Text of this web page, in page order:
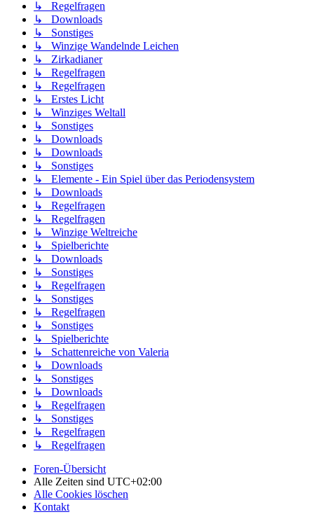
↳ Regelfragen
↳ Downloads
↳ Sonstiges
↳ Winzige Wandelnde Leichen
↳ Zirkadianer
↳ Regelfragen
↳ Regelfragen
↳ Erstes Licht
↳ Winziges Weltall
↳ Sonstiges
↳ Downloads
↳ Downloads
↳ Sonstiges
↳ Elemente - Ein Spiel über das Periodensystem
↳ Downloads
↳ Regelfragen
↳ Regelfragen
↳ Winzige Weltreiche
↳ Spielberichte
↳ Downloads
↳ Sonstiges
↳ Regelfragen
↳ Sonstiges
↳ Regelfragen
↳ Sonstiges
↳ Spielberichte
↳ Schattenreiche von Valeria
↳ Downloads
↳ Sonstiges
↳ Downloads
↳ Regelfragen
↳ Sonstiges
↳ Regelfragen
↳ Regelfragen
Foren-Übersicht
Alle Zeiten sind UTC+02:00
Alle Cookies löschen
Kontakt